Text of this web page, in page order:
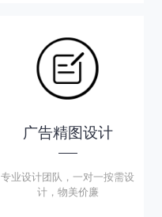
广告精图设计
专业设计团队，一对一按需设
计，物美价廉